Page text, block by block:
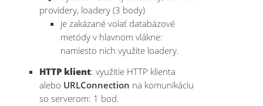
providery, loadery (3 body)
je zakázané volať databázové
metódy v hlavnom vlákne:
namiesto nich využite loadery.
HTTP klient: využitie HTTP klienta
alebo URLConnection na komunikáciu
so serverom: 1 bod.